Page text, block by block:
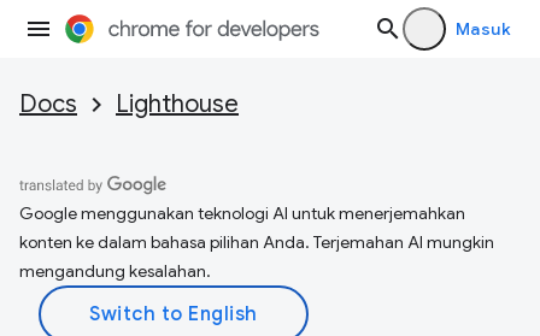
Masuk
Docs Lighthouse
Google menggunakan teknologi AI untuk menerjemahkan
konten ke dalam bahasa pilihan Anda. Terjemahan AI mungkin
mengandung kesalahan.